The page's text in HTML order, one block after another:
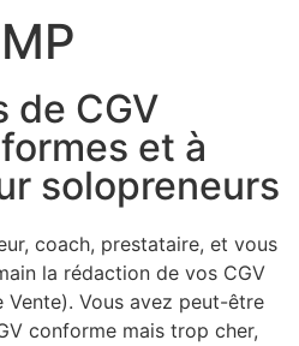
de CGV
et à
solopreneurs
coach, prestataire, et vous
la rédaction de vos CGV
Vente). Vous avez peut-être
conforme mais trop cher,